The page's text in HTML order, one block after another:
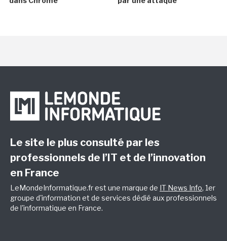
Le site le plus consulté par les
professionnels de l’IT et de l’innovation
en France
LeMondeInformatique.fr est une marque de IT News Info, 1er
groupe d'information et de services dédié aux professionnels
de l'informatique en France.